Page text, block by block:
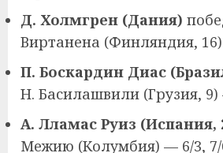
Д. Холмгрен (Дания)
Виртанена (Финляндия, 16)
П. Боскардин Диас
Н. Басилашвили (Грузия, 9)
А. Лламас Руиз (Испания,
Межию (Колумбия) — 6/3, 7/